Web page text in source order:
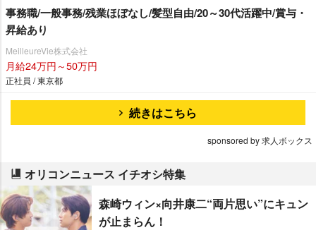
事務職/一般事務/残業ほぼなし/髪型自由/20～30代活躍中/賞与・
昇給あり
MeilleureVie株式会社
月給24万円～50万円
正社員 / 東京都
続きはこちら
sponsored by 求人ボックス
オリコンニュース イチオシ特集
森崎ウィン×向井康二“両片思い”にキュン
が止まらん！